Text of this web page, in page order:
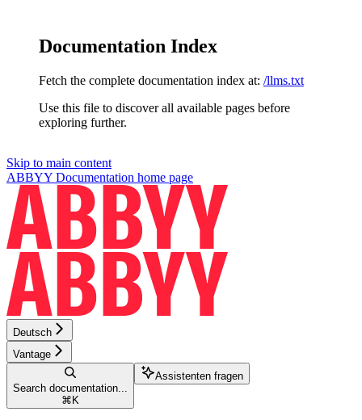
Documentation Index
Fetch the complete documentation index at: /llms.txt
Use this file to discover all available pages before
exploring further.
Skip to main content
ABBYY Documentation home page
Deutsch
Vantage
Search documentation...
⌘ K
Assistenten fragen